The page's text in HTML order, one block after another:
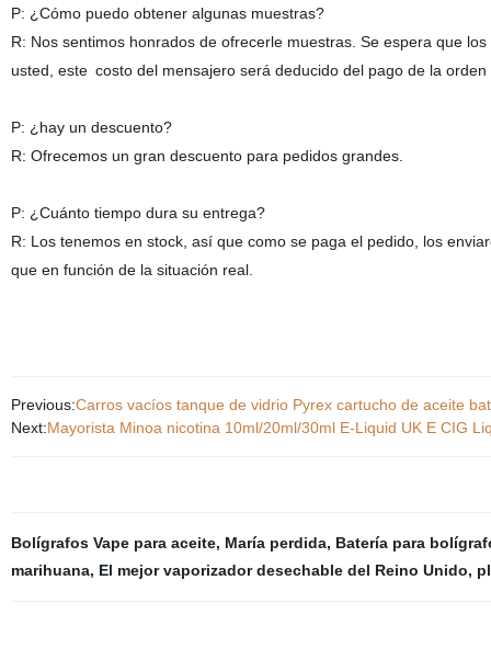
P: ¿Cómo puedo obtener algunas muestras?
R: Nos sentimos honrados de ofrecerle muestras. Se espera que
usted, este costo del mensajero será deducido del pago de la orden
P: ¿hay un descuento?
R: Ofrecemos un gran descuento para pedidos grandes.
P: ¿Cuánto tiempo dura su entrega?
R: Los tenemos en stock, así que como se paga el pedido, los
que en función de la situación real.
Previous:Carros vacíos tanque de vidrio Pyrex cartucho de aceite
Next:Mayorista Minoa nicotina 10ml/20ml/30ml E-Liquid UK E CIG
Bolígrafos Vape para aceite, María perdida, Batería para
marihuana, El mejor vaporizador desechable del Reino Unido,